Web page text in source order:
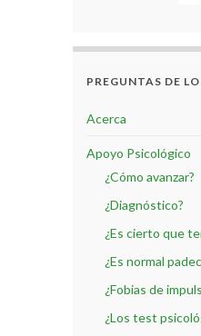
PREGUNTAS DE
Acerca
Apoyo Psicológico
¿Cómo avanzar?
¿Diagnóstico?
¿Es cierto que
¿Es normal
¿Fobias de
¿Los test